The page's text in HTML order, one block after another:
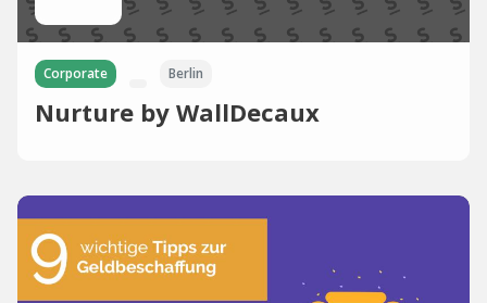
Corporate Berlin
Nurture by WallDecaux